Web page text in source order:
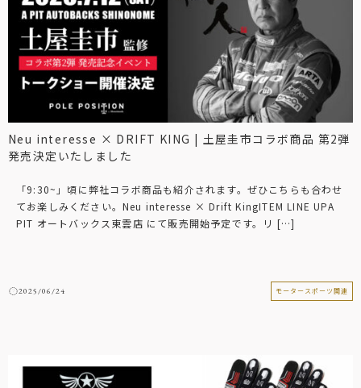
Neu interesse × DRIFT KING | 土屋圭市コラボ商品 第2弾
発売決定いたしました
「9:30~」頃に弊社コラボ商品も紹介されます。ぜひこちらも合わせ
てお楽しみください。Neu interesse × Drift KingITEM LINE UPA
PIT オートバックス東雲店 にて販売開始予定です。リ […]
2025/06/24 モータースポーツ関連